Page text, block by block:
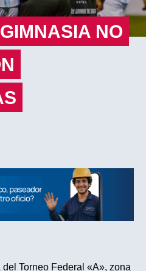
NO
Torneo Federal «A», zona